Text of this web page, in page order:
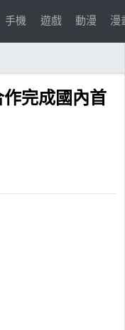
手機 遊戲 動漫 漫
完成國內首